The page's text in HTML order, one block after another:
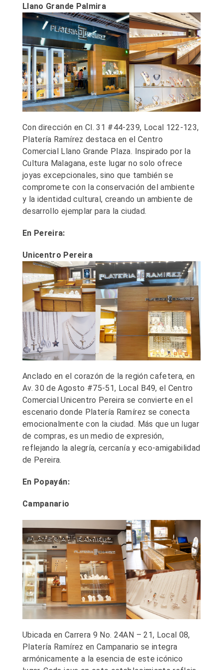
Llano Grande Palmira
Con dirección en Cl. 31 #44-239, Local 122-123,
Platería Ramírez destaca en el Centro
Comercial Llano Grande Plaza. Inspirado por la
Cultura Malagana, este lugar no solo ofrece
joyas excepcionales, sino que también se
compromete con la conservación del ambiente
y la identidad cultural, creando un ambiente de
desarrollo ejemplar para la ciudad.
En Pereira:
Unicentro Pereira
Anclado en el corazón de la región cafetera, en
Av. 30 de Agosto #75-51, Local B49, el Centro
Comercial Unicentro Pereira se convierte en el
escenario donde Platería Ramírez se conecta
emocionalmente con la ciudad. Más que un lugar
de compras, es un medio de expresión,
reflejando la alegría, cercanía y eco-amigabilidad
de Pereira.
En Popayán:
Campanario
Ubicada en Carrera 9 No. 24AN – 21, Local 08,
Platería Ramírez en Campanario se integra
armónicamente a la esencia de este icónico